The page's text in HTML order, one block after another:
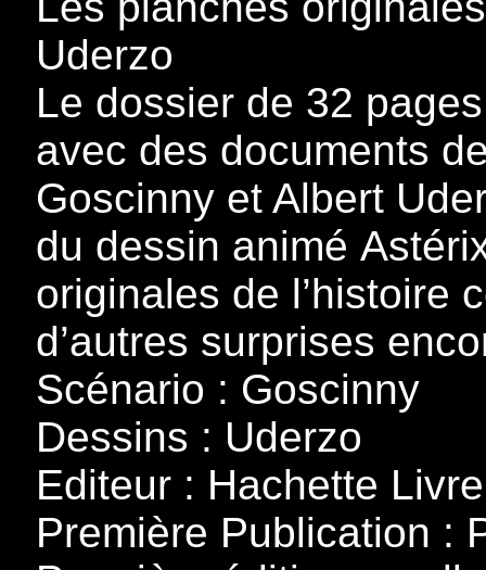
Uderzo
Le dossier de 32
avec des documents
Goscinny et Albert
du dessin animé
originales de l’histoire
d’autres surprises
Scénario : Goscinny
Dessins : Uderzo
Editeur : Hachette Livre
Première Publication :